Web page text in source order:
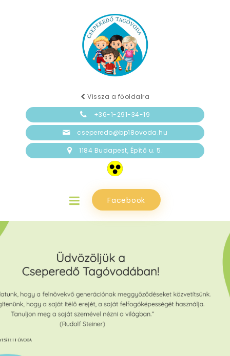
Vissza a főoldalra
+36-1-291-34-19
cseperedo@bp18ovoda.hu
1184 Budapest, Építő u. 5.
Facebook